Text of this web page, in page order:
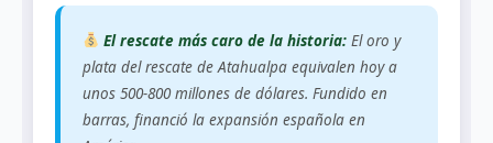
El rescate más caro de la historia: El oro y
plata del rescate de Atahualpa equivalen hoy a
unos 500-800 millones de dólares. Fundido en
barras, financió la expansión española en